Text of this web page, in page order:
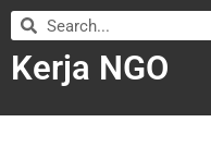
Kerja NGO